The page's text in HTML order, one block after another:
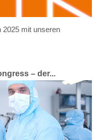
2025 mit unseren
– der...